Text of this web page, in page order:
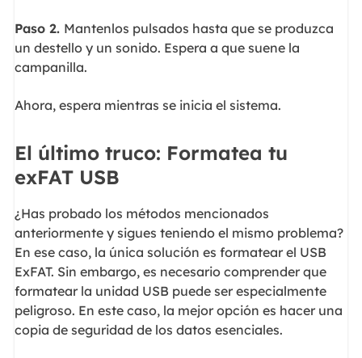
Paso 2. Mantenlos pulsados hasta que se produzca
un destello y un sonido. Espera a que suene la
campanilla.
Ahora, espera mientras se inicia el sistema.
El último truco: Formatea tu
exFAT USB
¿Has probado los métodos mencionados
anteriormente y sigues teniendo el mismo problema?
En ese caso, la única solución es formatear el USB
ExFAT. Sin embargo, es necesario comprender que
formatear la unidad USB puede ser especialmente
peligroso. En este caso, la mejor opción es hacer una
copia de seguridad de los datos esenciales.